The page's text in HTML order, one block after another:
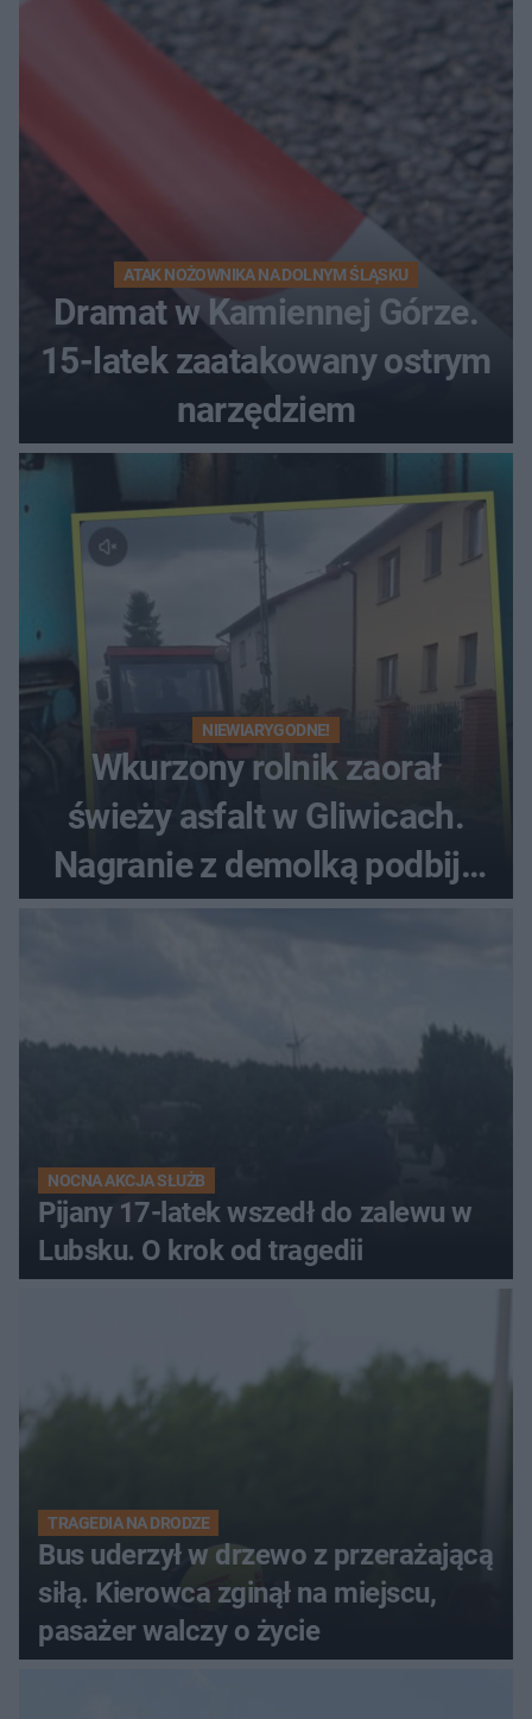
ATAK NOŻOWNIKA NA DOLNYM ŚLĄSKU
Dramat w Kamiennej Górze.
15-latek zaatakowany ostrym
narzędziem
NIEWIARYGODNE!
Wkurzony rolnik zaorał
świeży asfalt w Gliwicach.
Nagranie z demolką podbija
sieć
NOCNA AKCJA SŁUŻB
Pijany 17-latek wszedł do zalewu w
Lubsku. O krok od tragedii
TRAGEDIA NA DRODZE
Bus uderzył w drzewo z przerażającą
siłą. Kierowca zginął na miejscu,
pasażer walczy o życie